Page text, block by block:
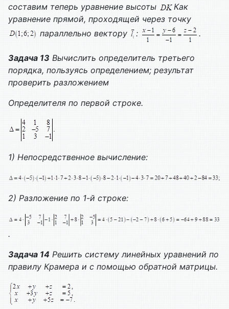
составим теперь уравнение высоты
Как
уравнение прямой, проходящей через точку
параллельно вектору
: .
Задача 13 Вычислить определитель третьего
порядка, пользуясь определением; результат
проверить разложением
Определителя по первой строке.
1) Непосредственное вычисление:
2) Разложение по 1-й строке:
.
Задача 14 Решить систему линейных уравнений по
правилу Крамера и с помощью обратной матрицы.